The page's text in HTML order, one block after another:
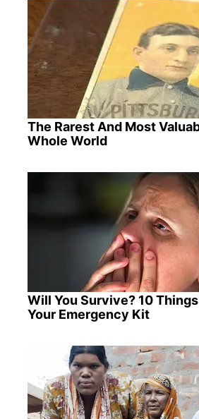
The Rarest And Most
Whole World
Will You Survive? 10
Your Emergency Kit